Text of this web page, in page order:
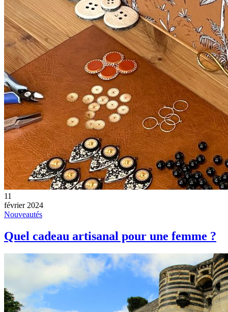
11
février 2024
Nouveautés
Quel cadeau artisanal pour une femme ?